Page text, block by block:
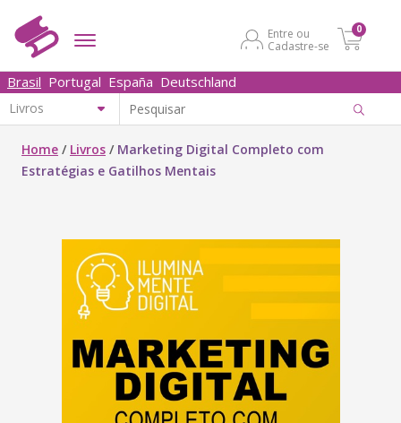
Entre ou
Cadastre-se
0
Brasil Portugal España Deutschland
Home / Livros / Marketing Digital Completo com
Estratégias e Gatilhos Mentais